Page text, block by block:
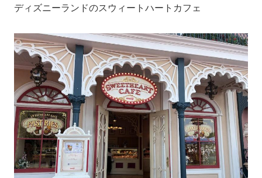
ディズニーランドのスウィートハートカフェ